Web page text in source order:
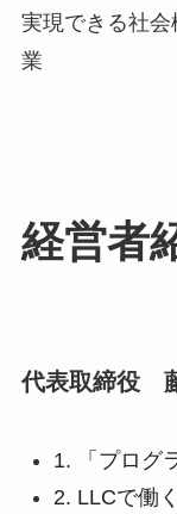
実現できる社
業
経営者
代表取締役
1. 「プログ
2. LLCで働